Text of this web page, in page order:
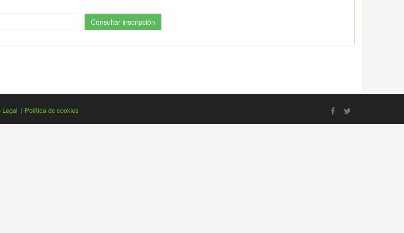
Consultar inscripción
| Política de cookies